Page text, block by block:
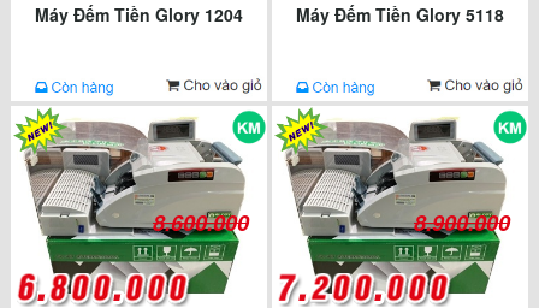
Máy Đếm Tiền Glory 1204 Máy Đếm Tiền Glory 5118
8.600.000 8.900.000